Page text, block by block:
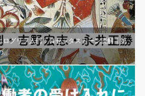
ログリフ入門：ロゼッタストーン読解｜第
…